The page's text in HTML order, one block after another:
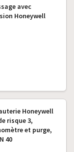
avec
Honeywell
Honeywell
risque 3,
et purge,
40